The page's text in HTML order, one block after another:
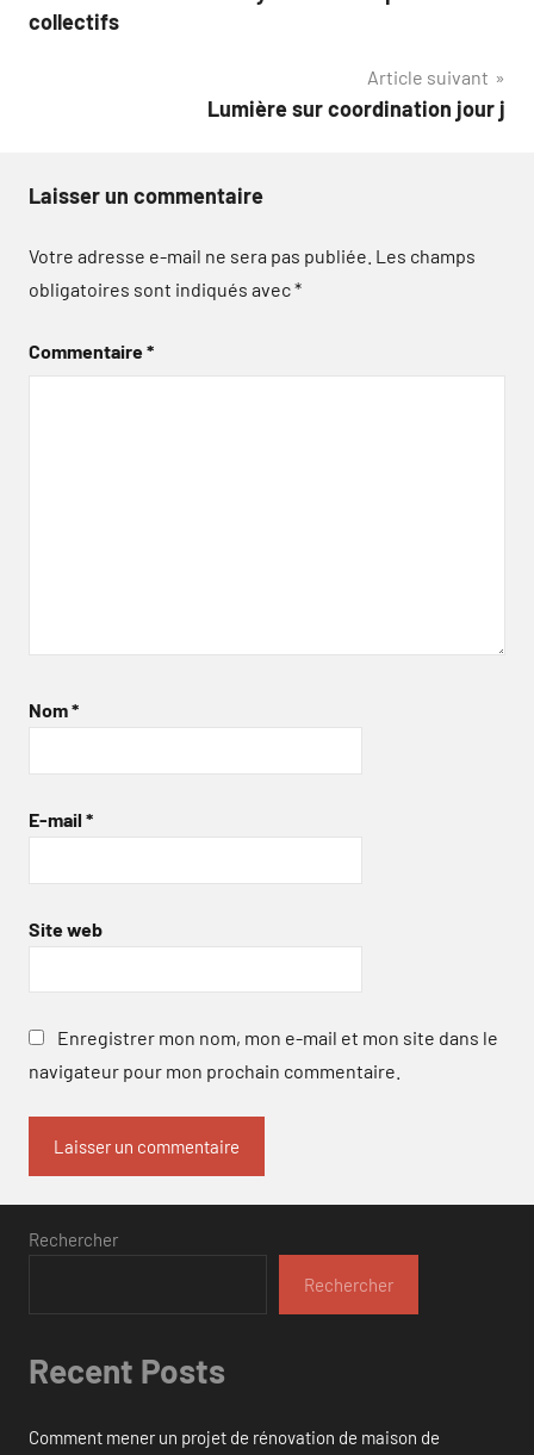
l’article
collectifs
Article suivant
Lumière sur coordination jour j
Laisser un commentaire
Votre adresse e-mail ne sera pas publiée. Les champs
obligatoires sont indiqués avec*
Commentaire*
Nom*
E-mail *
Site web
Enregistrer mon nom, mon e-mail et mon site dans le
navigateur pour mon prochain commentaire.
Rechercher
Rechercher
Recent Posts
Comment mener un projet de rénovation de maison de